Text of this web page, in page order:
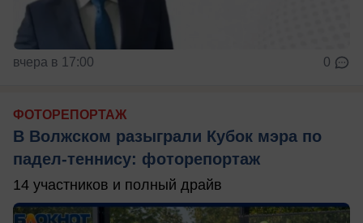
вчера в 17:00 0
ФОТОРЕПОРТАЖ
В Волжском разыграли Кубок мэра по
падел-теннису: фоторепортаж
14 участников и полный драйв